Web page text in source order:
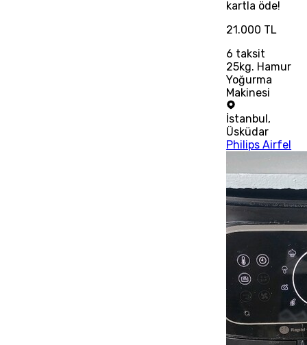
kartla öde!
21.000 TL
6 taksit
25kg. Hamur
Yoğurma
Makinesi
İstanbul,
Üsküdar
Philips Airfel